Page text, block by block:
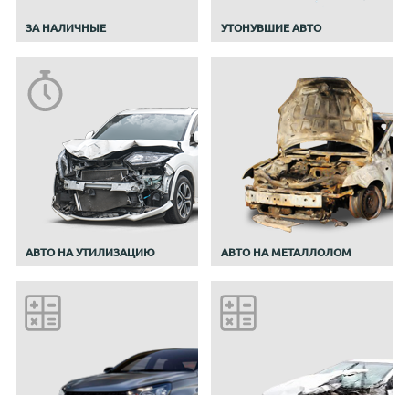
ЗА НАЛИЧНЫЕ УТОНУВШИЕ АВТО
АВТО НА УТИЛИЗАЦИЮ АВТО НА МЕТАЛЛОЛОМ